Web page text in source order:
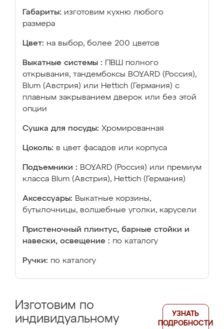
Габариты: изготовим кухню любого
размера
Цвет: на выбор, более 200 цветов
Выкатные системы :
ПВШ полного
открывания, тандембоксы BOYARD (Россия),
Blum (Австрия) или Hettich (Германия) с
плавным закрыванием дверок или без этой
опции
Сушка для посуды: Хромированная
Цоколь: в цвет фасадов или корпуса
Подъемники : BOYARD (Россия) или премиум
класса Blum (Австрия), Hettich (Германия)
Аксессуары: Выкатные корзины,
бутылочницы, волшебные уголки, карусели
Пристеночный плинтус, барные стойки и
навески, освещение : по каталогу
Ручки: по каталогу
Изготовим по
индивидуальному
УЗНАТЬ
ПОДРОБНОСТИ